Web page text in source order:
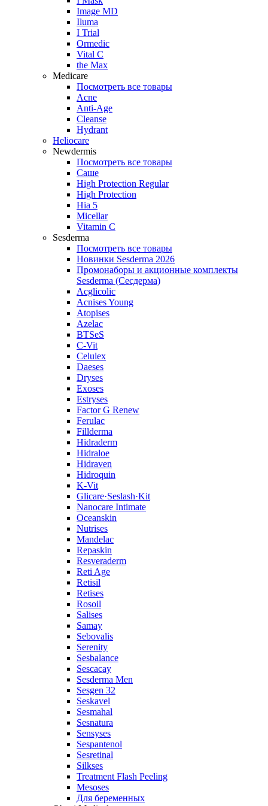
Image MD
Iluma
I Trial
Ormedic
Vital C
the Max
Medicare
Посмотреть все товары
Acne
Anti‑Age
Cleanse
Hydrant
Heliocare
Newdermis
Посмотреть все товары
Саше
High Protection Regular
High Protection
Hia 5
Micellar
Vitamin C
Sesderma
Посмотреть все товары
Новинки Sesderma 2026
Промонаборы и акционные комплекты
Sesderma (Сесдерма)
Acglicolic
Acnises Young
Atopises
Azelac
BTSeS
C‑Vit
Celulex
Daeses
Dryses
Exoses
Estryses
Factor G Renew
Ferulac
Fillderma
Hidraderm
Hidraloe
Hidraven
Hidroquin
K-Vit
Glicare·Seslash·Kit
Nanocare Intimate
Oceanskin
Nutrises
Mandelac
Repaskin
Resveraderm
Reti Age
Retisil
Retises
Rosoil
Salises
Samay
Sebovalis
Serenity
Sesbalance
Sescacay
Sesderma Men
Sesgen 32
Seskavel
Sesmahal
Sesnatura
Sensyses
Sespantenol
Sesretinal
Silkses
Treatment Flash Peeling
Mesoses
Для беременных